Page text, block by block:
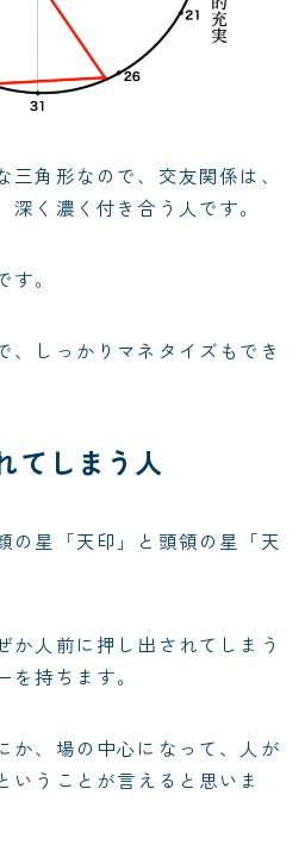
角形なので、交友関係は、
深く濃く付き合う人です。
。
、しっかりマネタイズもでき
てしまう人
の星「天印」と頭領の星「天
か人前に押し出されてしまう
を持ちます。
か、場の中心になって、人が
いうことが言えると思いま